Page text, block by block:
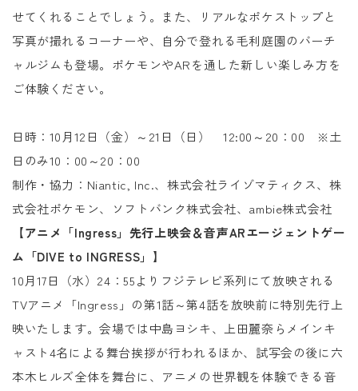
せてくれることでしょう。また、リアルなポケストップと
写真が撮れるコーナーや、自分で登れる毛利庭園のバーチ
ャルジムも登場。ポケモンやARを通した新しい楽しみ方を
ご体験ください。
日時：10月12日（金）～21日（日） 12:00～20：00 ※土
日のみ10：00～20：00
制作・協力：Niantic, Inc.、株式会社ライゾマティクス、株
式会社ポケモン、ソフトバンク株式会社、ambie株式会社
【アニメ「Ingress」先行上映会＆音声ARエージェントゲー
ム「DIVE to INGRESS」】
10月17日（水）24：55よりフジテレビ系列にて放映される
TVアニメ「Ingress」の第1話～第4話を放映前に特別先行上
映いたします。会場では中島ヨシキ、上田麗奈らメインキ
ャスト4名による舞台挨拶が行われるほか、試写会の後に六
本木ヒルズ全体を舞台に、アニメの世界観を体験できる音